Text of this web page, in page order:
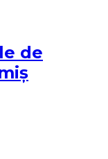
de